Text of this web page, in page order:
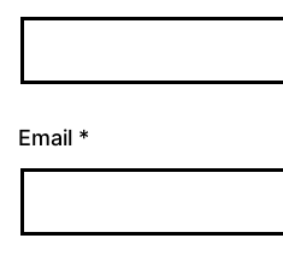
Email *